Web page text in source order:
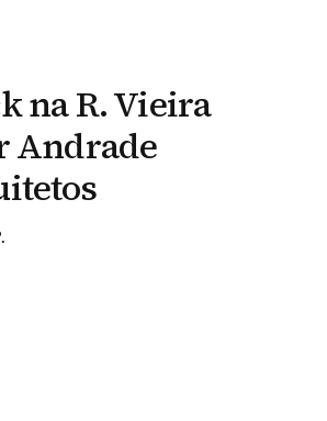
na R. Vieira
Andrade
.